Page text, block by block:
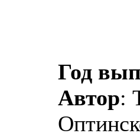
Год
Автор: